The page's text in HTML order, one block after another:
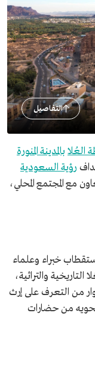
التفاصيل
العُلا بالمدينة المنورة
رؤية السعودية
مع المجتمع المحلي،
استقطاب خبراء وعلماء
والتراثية،
من التعرف على إرث
تحويه من حضارات